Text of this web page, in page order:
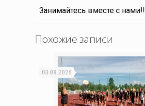
Занимайтесь вместе с нами!!
Похожие записи
03.08.2026